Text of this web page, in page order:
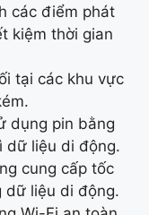
các điểm phát
kiệm thời gian
tại các khu vực
dụng pin bằng
dữ liệu di động.
cung cấp tốc
dữ liệu di động.